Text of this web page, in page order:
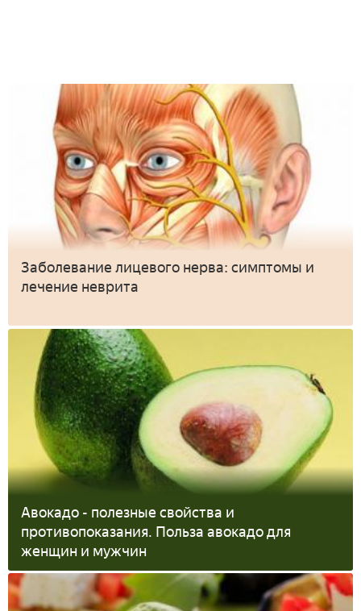
Заболевание лицевого нерва: симптомы и
лечение неврита
Авокадо - полезные свойства и
противопоказания. Польза авокадо для
женщин и мужчин